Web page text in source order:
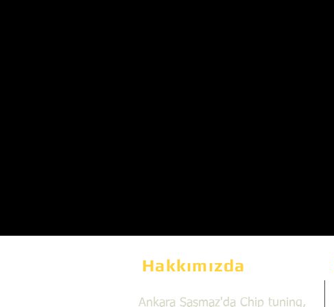
Hakkımızda
Ankara Şaşmaz'da Chip tuning,